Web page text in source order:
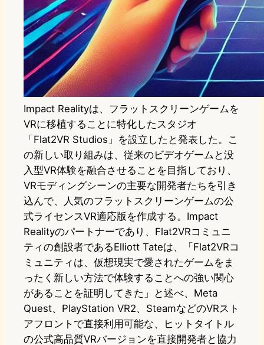
Impact Realityは、フラットスクリーンゲームを
VRに移植することに特化したスタジオ
「Flat2VR Studios」を設立したと発表した。こ
の新しい取り組みは、従来のビデオゲームと没
入型VR体験を融合させることを目指しており、
VRモディングシーンの主要な開発者たちを引き
込んで、人気のフラットスクリーンゲームの公
式ライセンスVR適応版を作成する。Impact
Realityのパートナーであり、Flat2VRコミュニ
ティの創設者であるElliott Tateは、「Flat2VRコ
ミュニティは、仮想現実で愛されたゲームをま
ったく新しい方法で体験することへの強い関心
があることを証明してきた」と述べ、Meta
Quest、PlayStation VR2、SteamなどのVRスト
アフロントで直接利用可能な、ヒットタイトル
の公式高品質VRバージョンを直接開発者と協力